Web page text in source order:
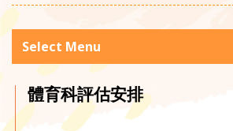
Select Menu
體育科評估安排